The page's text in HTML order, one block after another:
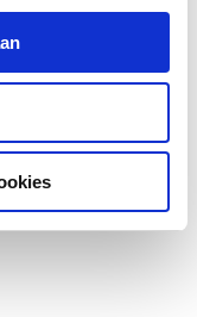
gasvoorraad snel leeg:
de gasvoorraden al
in Europa heeft zo
opnieuw